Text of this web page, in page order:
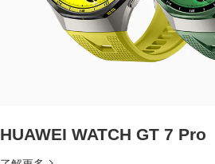
HUAWEI WATCH GT 7 Pro